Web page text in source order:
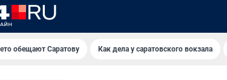
обещают Саратову Как дела у саратовского вокзала